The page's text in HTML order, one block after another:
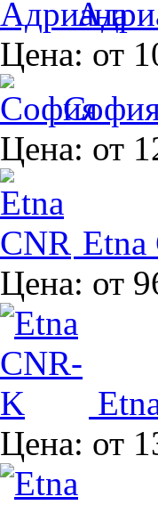
Цена: от
Цена: от
Etna
Цена: от
Цена: от